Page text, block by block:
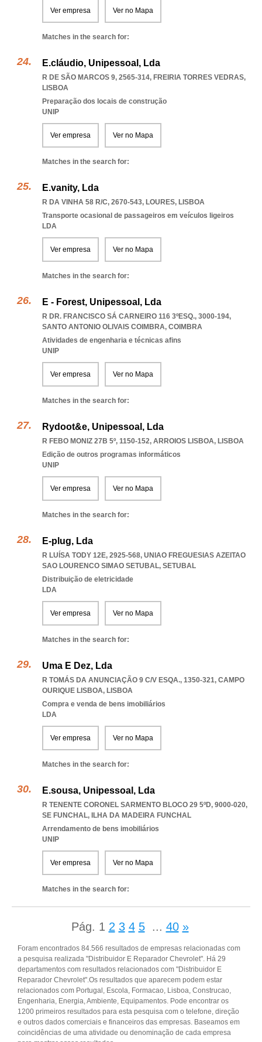
Ver empresa Ver no Mapa
Matches in the search for:
E.cláudio, Unipessoal, Lda
R DE SÃO MARCOS 9, 2565-314, FREIRIA TORRES VEDRAS,
LISBOA
Preparação dos locais de construção
UNIP
Ver empresa Ver no Mapa
Matches in the search for:
E.vanity, Lda
R DA VINHA 58 R/C, 2670-543, LOURES, LISBOA
Transporte ocasional de passageiros em veículos ligeiros
LDA
Ver empresa Ver no Mapa
Matches in the search for:
E - Forest, Unipessoal, Lda
R DR. FRANCISCO SÁ CARNEIRO 116 3ºESQ., 3000-194,
SANTO ANTONIO OLIVAIS COIMBRA, COIMBRA
Atividades de engenharia e técnicas afins
UNIP
Ver empresa Ver no Mapa
Matches in the search for:
Rydoot&e, Unipessoal, Lda
R FEBO MONIZ 27B 5º, 1150-152, ARROIOS LISBOA, LISBOA
Edição de outros programas informáticos
UNIP
Ver empresa Ver no Mapa
Matches in the search for:
E-plug, Lda
R LUÍSA TODY 12E, 2925-568, UNIAO FREGUESIAS AZEITAO
SAO LOURENCO SIMAO SETUBAL, SETUBAL
Distribuição de eletricidade
LDA
Ver empresa Ver no Mapa
Matches in the search for:
Uma E Dez, Lda
R TOMÁS DA ANUNCIAÇÃO 9 C/V ESQA., 1350-321, CAMPO
OURIQUE LISBOA, LISBOA
Compra e venda de bens imobiliários
LDA
Ver empresa Ver no Mapa
Matches in the search for:
E.sousa, Unipessoal, Lda
R TENENTE CORONEL SARMENTO BLOCO 29 5ºD, 9000-020,
SE FUNCHAL, ILHA DA MADEIRA FUNCHAL
Arrendamento de bens imobiliários
UNIP
Ver empresa Ver no Mapa
Matches in the search for:
Pág. 1 2 3 4 5 ... 40 »
Foram encontrados 84.566 resultados de empresas relacionadas com
a pesquisa realizada "Distribuidor E Reparador Chevrolet". Há 29
departamentos com resultados relacionados com "Distribuidor E
Reparador Chevrolet".Os resultados que aparecem podem estar
relacionados com Portugal, Escola, Formacao, Lisboa, Construcao,
Engenharia, Energia, Ambiente, Equipamentos. Pode encontrar os
1200 primeiros resultados para esta pesquisa com o telefone, direção
e outros dados comerciais e financeiros das empresas. Baseamos em
coincidências de uma atividade ou denominação de cada empresa